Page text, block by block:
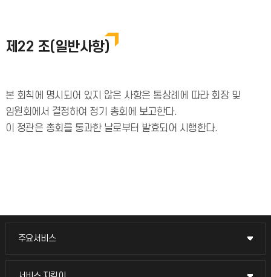
제22 조(일반사항)
본 회칙에 명시되어 있지 않은 사항은 통상례에 따라 회장 및
임원회에서 결정하여 정기 총회에 보고한다.
이 정관은 총회를 통과한 날로부터 발효되어 시행한다.
주요서비스
주요서비스
교무회의방송